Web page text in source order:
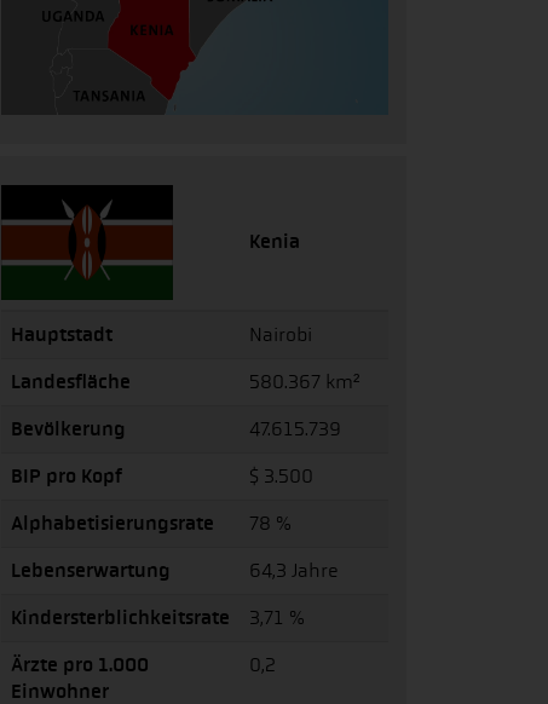
Kenia
Hauptstadt Nairobi
Landesfläche 580.367 km²
Bevölkerung 47.615.739
BIP pro Kopf $ 3.500
Alphabetisierungsrate 78 %
Lebenserwartung 64,3 Jahre
Kindersterblichkeitsrate 3,71 %
Ärzte pro 1.000
Einwohner
0,2